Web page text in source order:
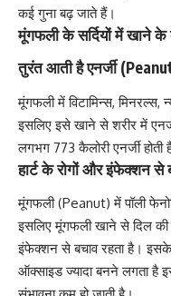
कई गुना बढ़ जाते हैं।
मूंगफली के सर्दियों में खाने
तुरंत आती है एनर्जी
मूंगफली मेंविटामिन्स, मिनरल्स,
इसलिए इसे खाने से शरीर में
लगभग 773 कैलोरी एनर्जी
हार्ट के रोगों और इंफेक्शन
मूंगफली (Peanut) में पॉली
इसलिए मूंगफली खाने से दिल की
इंफेक्शन से बचाव रहता है। इसके
ऑक्साइड ज्यादा बनने लगता है